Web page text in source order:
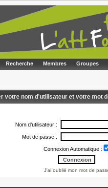
Recherche Membres Groupes
votre nom d'utilisateur et votre mot
Nom d'utilisateur :
Mot de passe :
Connexion Automatique :
J'ai oublié mon mot de